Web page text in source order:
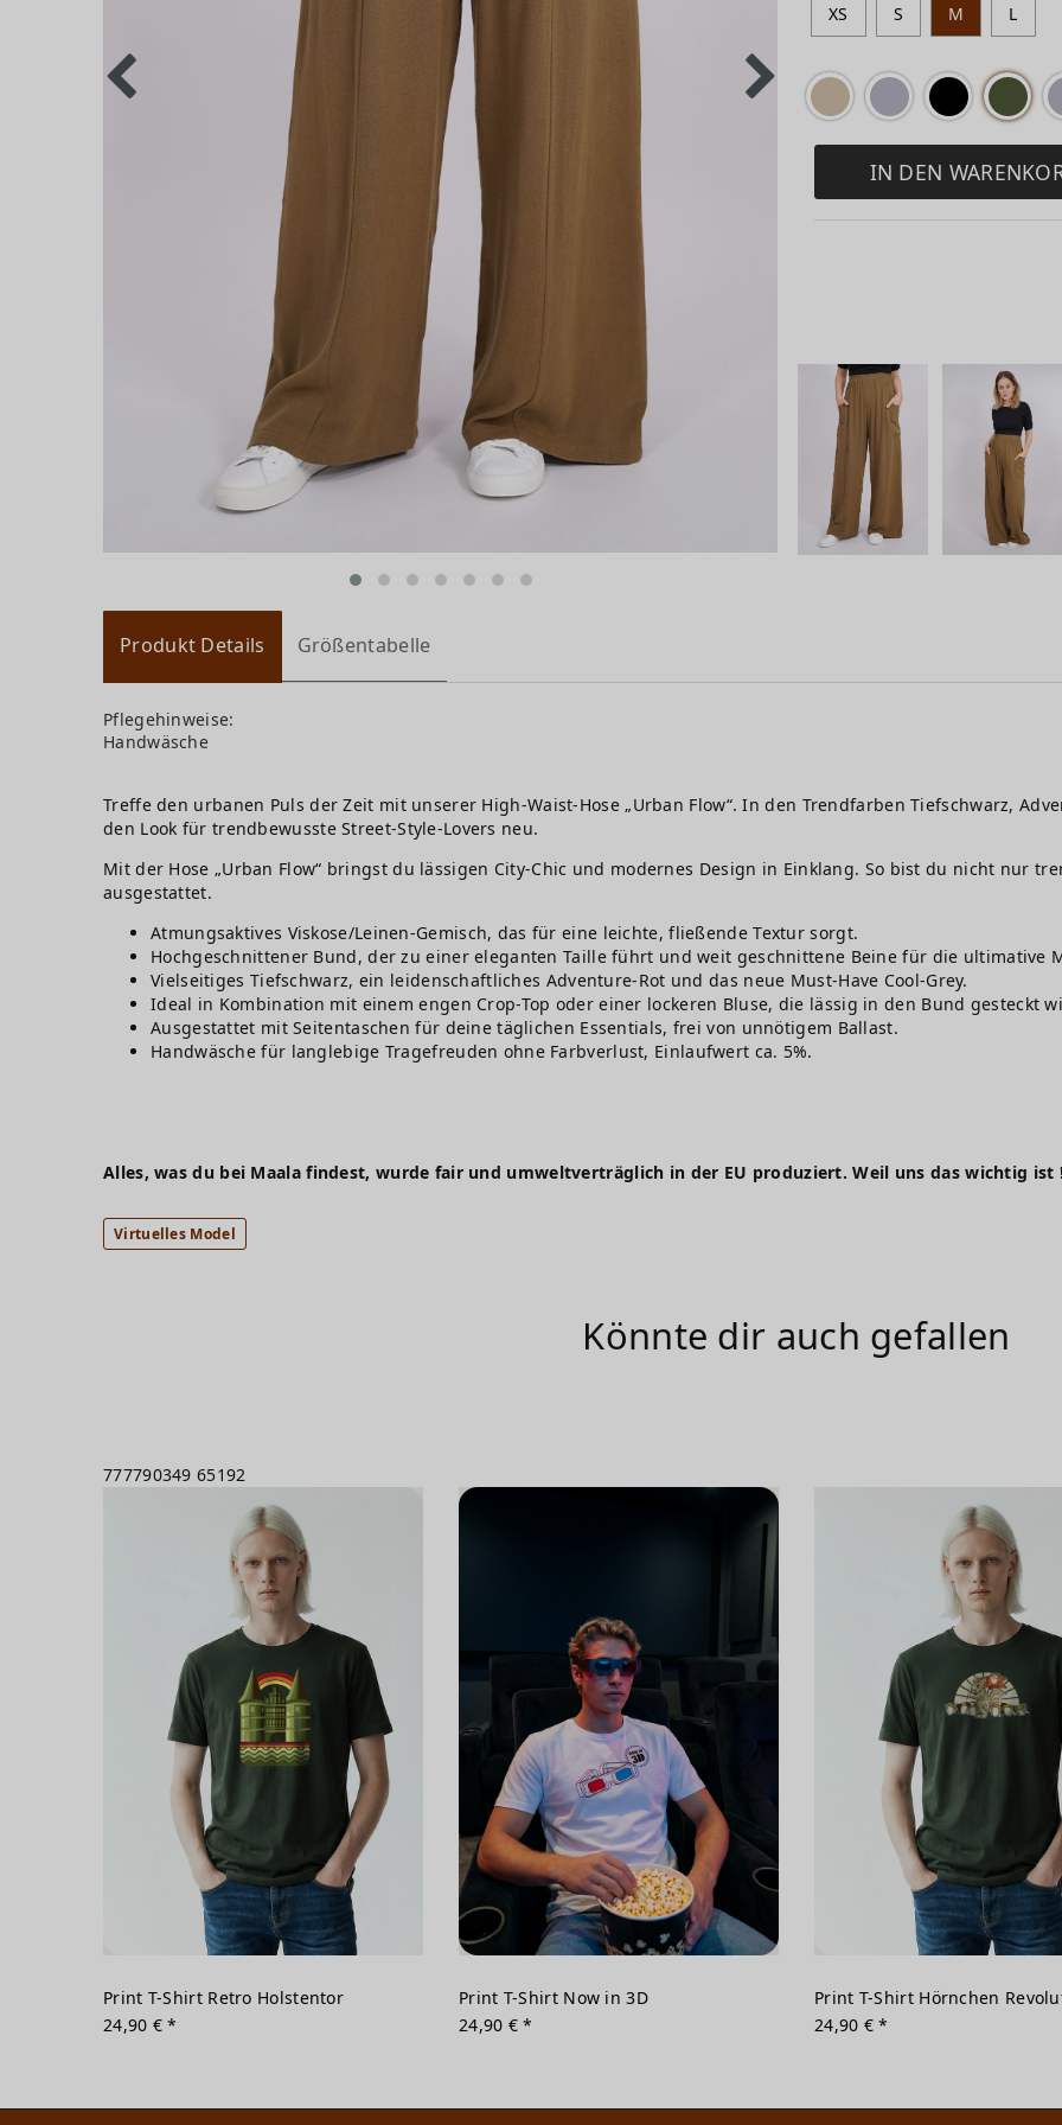
XS S M L
IN DEN
Produkt Details Größentabelle
Pflegehinweise:
Handwäsche
Treffe den urbanen Puls der Zeit mit unserer High-Waist-Hose „Urban Flow“. In den Trendfarben Tiefschwarz,
den Look für trendbewusste Street-Style-Lovers neu.
Mit der Hose „Urban Flow“ bringst du lässigen City-Chic und modernes Design in Einklang. So bist du nicht nur
ausgestattet.
Atmungsaktives Viskose/Leinen-Gemisch, das für eine leichte, fließende Textur sorgt.
Hochgeschnittener Bund, der zu einer eleganten Taille führt und weit geschnittene Beine für die ultimative
Vielseitiges Tiefschwarz, ein leidenschaftliches Adventure-Rot und das neue Must-Have Cool-Grey.
Ideal in Kombination mit einem engen Crop-Top oder einer lockeren Bluse, die lässig in den Bund gesteckt
Ausgestattet mit Seitentaschen für deine täglichen Essentials, frei von unnötigem Ballast.
Handwäsche für langlebige Tragefreuden ohne Farbverlust, Einlaufwert ca. 5%.
Alles, was du bei Maala findest, wurde fair und umweltverträglich in der EU produziert. Weil uns das wichtig ist
Virtuelles Model
Könnte dir auch gefallen
777790349 65192
Print T-Shirt Retro Holstentor
24,90 € *
Print T-Shirt Now in 3D
24,90 € *
Print T-Shirt Hörnchen
24,90 € *